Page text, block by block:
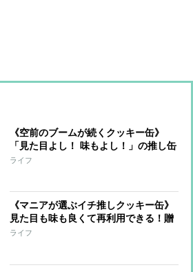
《空前のブームが続くクッキー缶》
「見た目よし！ 味もよし！」の推し缶
を専門家3人が厳選！大切な人へのギ
ライフ
《マニアが選ぶイチ推しクッキー缶》
見た目も味も良くて再利用できる！贈
り物にしたいとっておきの名品6つ
ライフ